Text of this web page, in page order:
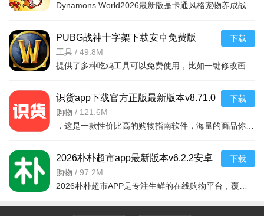
PUBG战神十字架下载安卓免费版
v7.68.0安卓免费版
工具 / 49.8M
下载
识货app下载官方正版最新版本v8.71.0
安卓版
购物 / 121.6M
下载
2026朴朴超市app最新版本v6.2.2安卓
最新版
购物 / 97.2M
下载